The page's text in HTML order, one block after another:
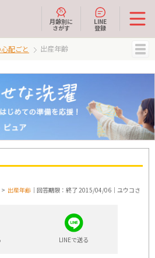
月齢別に
さがす
LINE
登録
配ごと 出産年齢
> 出産年齢 ｜回答期限：終了 2015/04/06｜ユウコさ
LINEで送る